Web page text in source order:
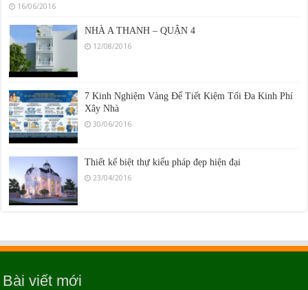
NHÀ A THANH – QUẬN 4
7 Kinh Nghiệm Vàng Để Tiết Kiệm Tối Đa Kinh Phí
Xây Nhà
Thiết kế biệt thự kiểu pháp đẹp hiện đại
Bài viết mới